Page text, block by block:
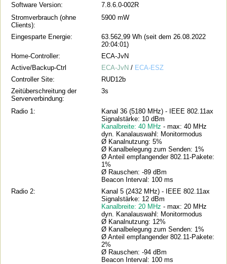
Software Version:
7.8.6.0-002R
Stromverbrauch (ohne
Clients):
5900 mW
Eingesparte Energie:
63.562,99 Wh (seit dem 26.08.2022
20:04:01)
Home-Controller:
ECA-JvN
Active/Backup-Ctrl
ECA-JvN / ECA-ESZ
Controller Site:
RUD12b
Zeitüberschreitung der
Serververbindung:
3s
Radio 1:
Kanal 36 (5180 MHz) - IEEE 802.11ax
Signalstärke: 10 dBm
Kanalbreite: 40 MHz- max: 40 MHz
dyn. Kanalauswahl: Monitormodus
Ø Kanalnutzung: 5%
Ø Kanalbelegung zum Senden: 1%
Ø Anteil empfangender 802.11-Pakete:
1%
Ø Rauschen: -89 dBm
Beacon Interval: 100 ms
Radio 2:
Kanal 5 (2432 MHz) - IEEE 802.11ax
Signalstärke: 12 dBm
Kanalbreite: 20 MHz- max: 20 MHz
dyn. Kanalauswahl: Monitormodus
Ø Kanalnutzung: 12%
Ø Kanalbelegung zum Senden: 1%
Ø Anteil empfangender 802.11-Pakete:
2%
Ø Rauschen: -94 dBm
Beacon Interval: 100 ms